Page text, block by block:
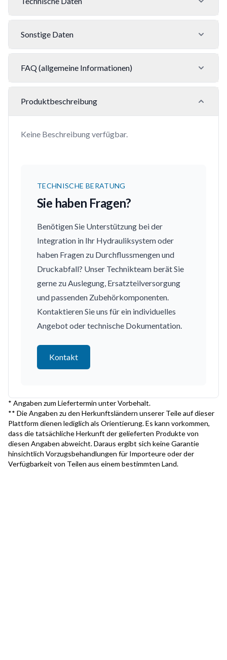
Sonstige Daten
FAQ (allgemeine Informationen)
Produktbeschreibung
Keine Beschreibung verfügbar.
TECHNISCHE BERATUNG
Sie haben Fragen?
Benötigen Sie Unterstützung bei der
Integration in Ihr Hydrauliksystem oder
haben Fragen zu Durchflussmengen und
Druckabfall? Unser Technikteam berät Sie
gerne zu Auslegung, Ersatzteilversorgung
und passenden Zubehörkomponenten.
Kontaktieren Sie uns für ein individuelles
Angebot oder technische Dokumentation.
Kontakt
* Angaben zum Liefertermin unter Vorbehalt.
** Die Angaben zu den Herkunftsländern unserer Teile auf dieser
Plattform dienen lediglich als Orientierung. Es kann vorkommen,
dass die tatsächliche Herkunft der gelieferten Produkte von
diesen Angaben abweicht. Daraus ergibt sich keine Garantie
hinsichtlich Vorzugsbehandlungen für Importeure oder der
Verfügbarkeit von Teilen aus einem bestimmten Land.